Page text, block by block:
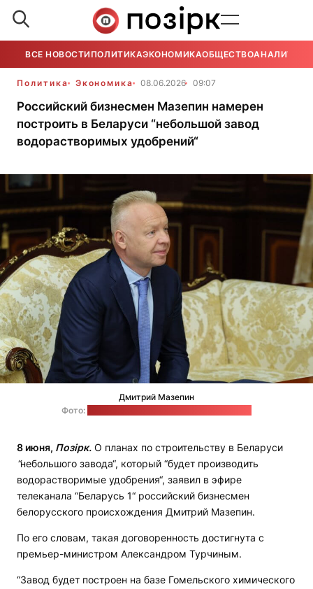
ВСЕ НОВОСТИ ПОЛИТИКАЭКОНОМИКАОБЩЕСТВОАНАЛИТИКА
Политика Экономика 08.06.2026 09:07
Российский бизнесмен Мазепин намерен
построить в Беларуси “небольшой завод
водорастворимых удобрений“
Дмитрий Мазепин
Фото:
8 июня, Позірк. О планах по строительству в Беларуси
“небольшого завода“, который “будет производить
водорастворимые удобрения“, заявил в эфире
телеканала “Беларусь 1“ российский бизнесмен
белорусского происхождения Дмитрий Мазепин.
По его словам, такая договоренность достигнута с
премьер-министром Александром Турчиным.
“Завод будет построен на базе Гомельского химического